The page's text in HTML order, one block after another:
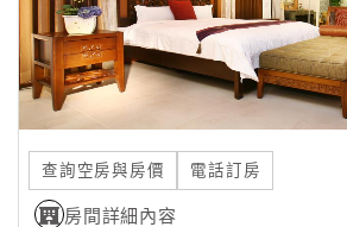
訂
管
理查詢空房與房價 電話訂房
房間詳細內容